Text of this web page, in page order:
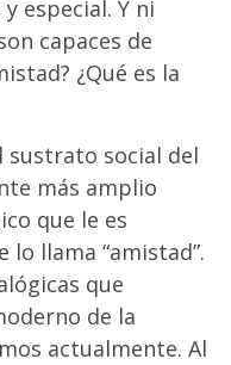
especial. Y ni
capaces de
¿Qué es la
sustrato social del
más amplio
que le es
lo llama “amistad”.
que
de la
actualmente. Al